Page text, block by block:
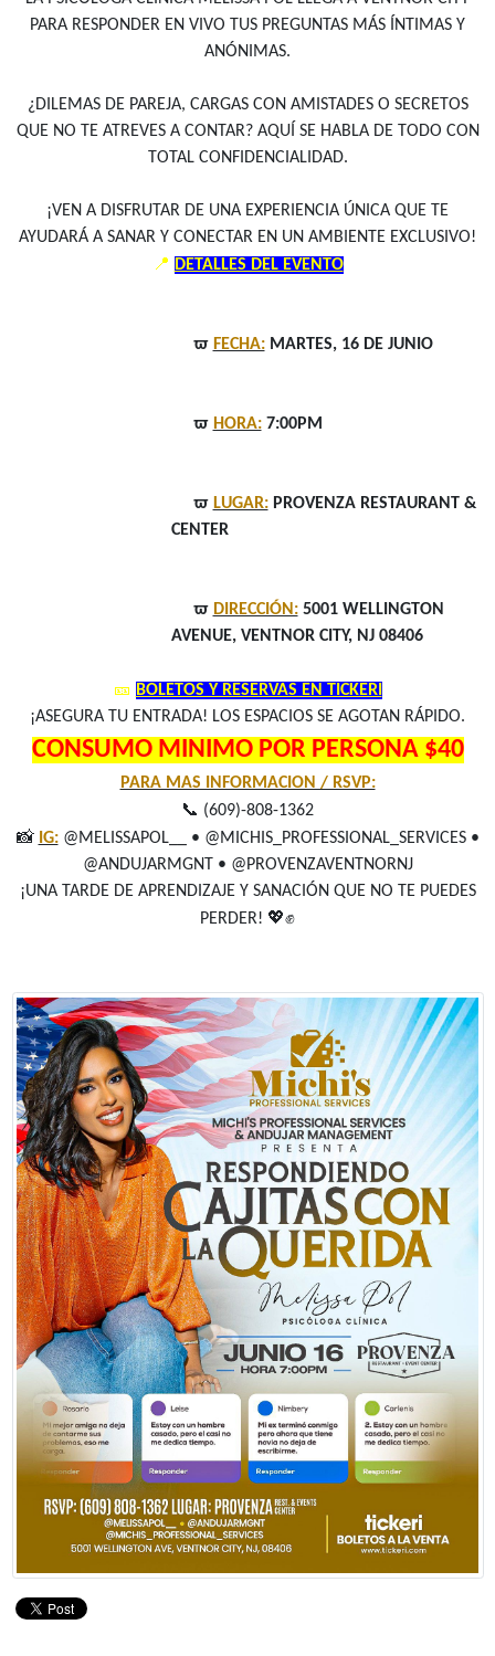
PARA RESPONDER EN VIVO TUS PREGUNTAS MÁS ÍNTIMAS Y
ANÓNIMAS.
¿DILEMAS DE PAREJA, CARGAS CON AMISTADES O SECRETOS
QUE NO TE ATREVES A CONTAR? AQUÍ SE HABLA DE TODO CON
TOTAL CONFIDENCIALIDAD.
¡VEN A DISFRUTAR DE UNA EXPERIENCIA ÚNICA QUE TE
AYUDARÁ A SANAR Y CONECTAR EN UN AMBIENTE EXCLUSIVO!
📍 DETALLES DEL EVENTO
ϖ FECHA:MARTES, 16 DE JUNIO
ϖ HORA:7:00PM
ϖ LUGAR:PROVENZA RESTAURANT &
CENTER
ϖ DIRECCIÓN:5001 WELLINGTON
AVENUE, VENTNOR CITY, NJ 08406
🎫 BOLETOS Y RESERVAS EN TICKERI
¡ASEGURA TU ENTRADA! LOS ESPACIOS SE AGOTAN RÁPIDO.
CONSUMO MINIMO POR PERSONA $40
PARA MAS INFORMACION / RSVP:
📞 (609)-808-1362
📸 IG:@MELISSAPOL__ • @MICHIS_PROFESSIONAL_SERVICES •
@ANDUJARMGNT • @PROVENZAVENTNORNJ
¡UNA TARDE DE APRENDIZAJE Y SANACIÓN QUE NO TE PUEDES
PERDER! 💖✊